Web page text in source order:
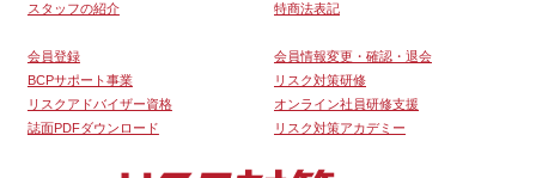
スタッフの紹介
特商法表記
会員登録
会員情報変更・確認・退会
BCPサポート事業
リスク対策研修
リスクアドバイザー資格
オンライン社員研修支援
誌面PDFダウンロード
リスク対策アカデミー